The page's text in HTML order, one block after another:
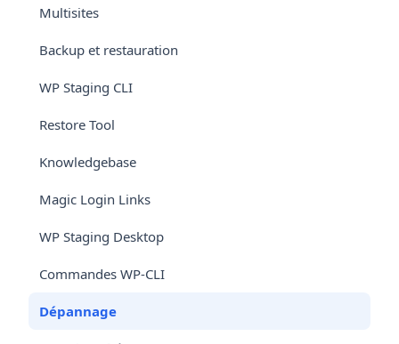
Multisites
Backup et restauration
WP Staging CLI
Restore Tool
Knowledgebase
Magic Login Links
WP Staging Desktop
Commandes WP-CLI
Dépannage